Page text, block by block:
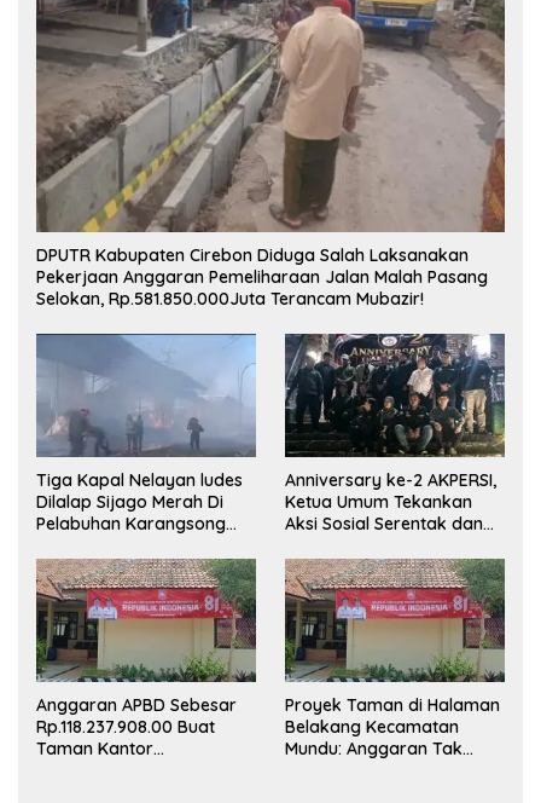
DPUTR Kabupaten Cirebon Diduga Salah Laksanakan
Pekerjaan Anggaran Pemeliharaan Jalan Malah Pasang
Selokan, Rp.581.850.000Juta Terancam Mubazir!
Tiga Kapal Nelayan ludes
Dilalap Sijago Merah Di
Pelabuhan Karangsong
Anniversary ke-2 AKPERSI,
Ketua Umum Tekankan
Aksi Sosial Serentak dan
Konstituen ke Dewan Pers
Anggaran APBD Sebesar
Rp.118.237.908.00 Buat
Taman Kantor
Proyek Taman di Halaman
Belakang Kecamatan
Mundu: Anggaran Tak